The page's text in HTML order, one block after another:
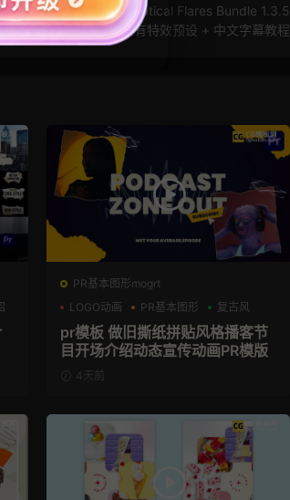
件 AK Video Copilot Optical Flares Bundle 1.3.5
2019 Win/Mac + 所有特效预设 + 中文字幕教程
PR基本图形mogrt
LOGO动画
PR基本图形 复古风
pr模板 做旧撕纸拼贴风格播客节
目开场介绍动态宣传动画PR模版
4天前